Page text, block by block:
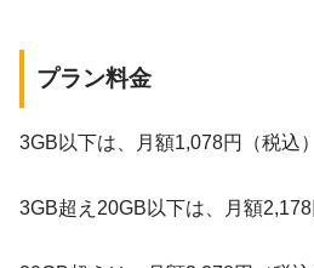
プラン料金
3GB以下は、月額1,078円（税込）
3GB超え20GB以下は、月額2,178